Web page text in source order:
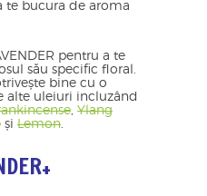
te bucura de aroma
pentru a te
său specific floral.
bine cu o
alte uleiuri incluzând
Ylang
și Lemon